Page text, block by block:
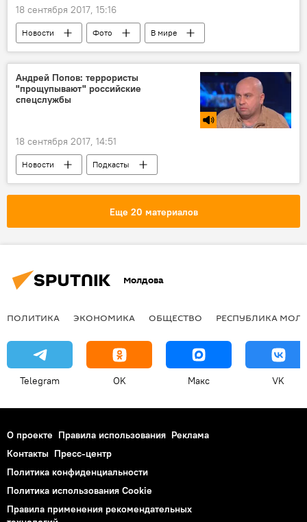
18 сентября 2017, 15:16
Новости Фото
В мире
Мультимедиа
Мюнхен
"Октоберфест"
Андрей Попов: террористы
"прощупывают" российские
спецслужбы
18 сентября 2017, 14:51
Новости
Подкасты
Сказано в эфире
Россия
Еще 20 материалов
Молдова
ПОЛИТИКА ЭКОНОМИКА ОБЩЕСТВО РЕСПУБЛИКА
Telegram OK Макс VK
О проекте Правила использования Реклама
Контакты Пресс-центр
Политика конфиденциальности
Политика использования Cookie
Правила применения рекомендательных